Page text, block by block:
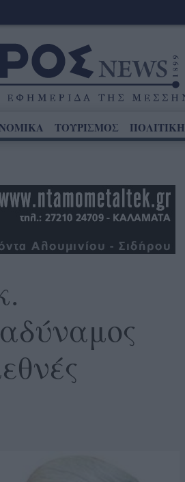
ΤΟΥΡΙΣΜΟΣ ΠΟΛΙΤΙΚΗ